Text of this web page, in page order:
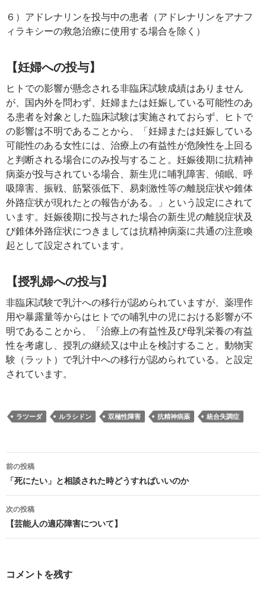
６）アドレナリンを投与中の患者（アドレナリンをアナフ
ィラキシーの救急治療に使用する場合を除く）
【妊婦への投与】
ヒトでの影響が懸念される非臨床試験成績はありません
が、国内外を問わず、妊婦または妊娠している可能性のあ
る患者を対象とした臨床試験は実施されておらず、ヒトで
の影響は不明であることから、「妊婦または妊娠している
可能性のある女性には、治療上の有益性が危険性を上回る
と判断される場合にのみ投与すること。妊娠後期に抗精神
病薬が投与されている場合、新生児に哺乳障害、傾眠、呼
吸障害、振戦、筋緊張低下、易刺激性等の離脱症状や錐体
外路症状が現れたとの報告がある。」という設定にされて
います。妊娠後期に投与された場合の新生児の離脱症状及
び錐体外路症状につきましては抗精神病薬に共通の注意喚
起として設定されています。
【授乳婦への投与】
非臨床試験で乳汁への移行が認められていますが、薬理作
用や暴露量等からはヒトでの哺乳中の児における影響が不
明であることから、「治療上の有益性及び母乳栄養の有益
性を考慮し、授乳の継続又は中止を検討すること。動物実
験（ラット）で乳汁中への移行が認められている。と設定
されています。
ラツーダ ルラシドン 双極性障害 抗精神病薬 統合失調症
投
稿
ナ
ビ
ゲ
前の投稿
「死にたい」と相談された時どうすればいいのか
次の投稿
【芸能人の適応障害について】
コメントを残す